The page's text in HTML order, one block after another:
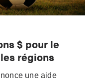
$ pour le
régions
une aide